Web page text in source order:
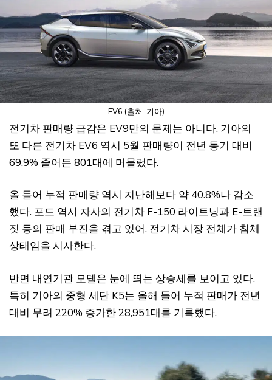
EV6 (출처-기아)
전기차 판매량 급감은 EV9만의 문제는 아니다. 기아의
또 다른 전기차 EV6 역시 5월 판매량이 전년 동기 대비
69.9% 줄어든 801대에 머물렀다.
올 들어 누적 판매량 역시 지난해보다 약 40.8%나 감소
했다. 포드 역시 자사의 전기차 F-150 라이트닝과 E-트랜
짓 등의 판매 부진을 겪고 있어, 전기차 시장 전체가 침체
상태임을 시사한다.
반면 내연기관 모델은 눈에 띄는 상승세를 보이고 있다.
특히 기아의 중형 세단 K5는 올해 들어 누적 판매가 전년
대비 무려 220% 증가한 28,951대를 기록했다.